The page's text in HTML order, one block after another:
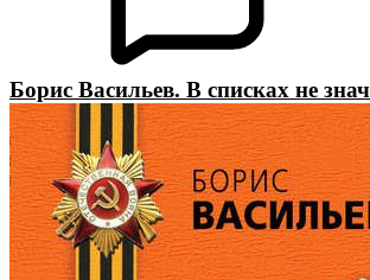
Борис Васильев. В списках не